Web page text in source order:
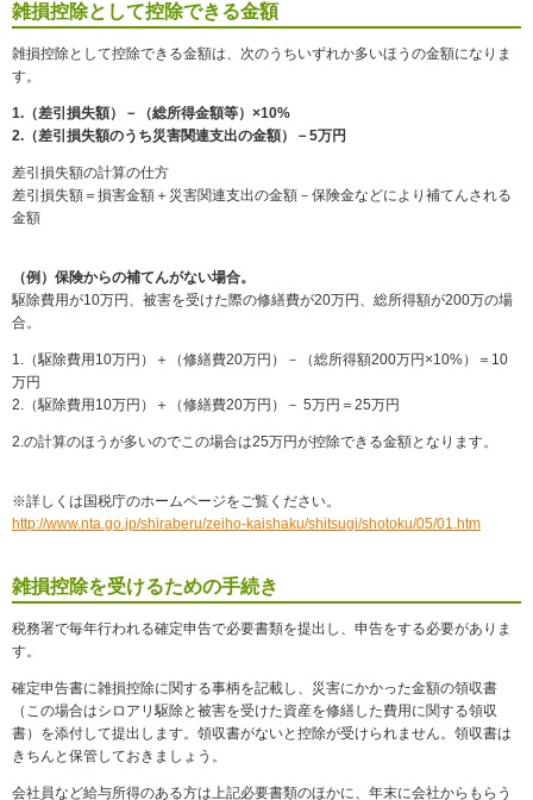
雑損控除として控除できる金額
雑損控除として控除できる金額は、次のうちいずれか多いほうの金額になりま
す。
1.（差引損失額）－（総所得金額等）×10%
2.（差引損失額のうち災害関連支出の金額）－5万円
差引損失額の計算の仕方
差引損失額＝損害金額＋災害関連支出の金額－保険金などにより補てんされる
金額
（例）保険からの補てんがない場合。
駆除費用が10万円、被害を受けた際の修繕費が20万円、総所得額が200万の場
合。
1.（駆除費用10万円）＋（修繕費20万円）－（総所得額200万円×10%）＝10
万円
2.（駆除費用10万円）＋（修繕費20万円）－ 5万円＝25万円
2.の計算のほうが多いのでこの場合は25万円が控除できる金額となります。
※詳しくは国税庁のホームページをご覧ください。
http://www.nta.go.jp/shiraberu/zeiho-kaishaku/shitsugi/shotoku/05/01.htm
雑損控除を受けるための手続き
税務署で毎年行われる確定申告で必要書類を提出し、申告をする必要がありま
す。
確定申告書に雑損控除に関する事柄を記載し、災害にかかった金額の領収書
（この場合はシロアリ駆除と被害を受けた資産を修繕した費用に関する領収
書）を添付して提出します。領収書がないと控除が受けられません。領収書は
きちんと保管しておきましょう。
会社員など給与所得のある方は上記必要書類のほかに、年末に会社からもらう